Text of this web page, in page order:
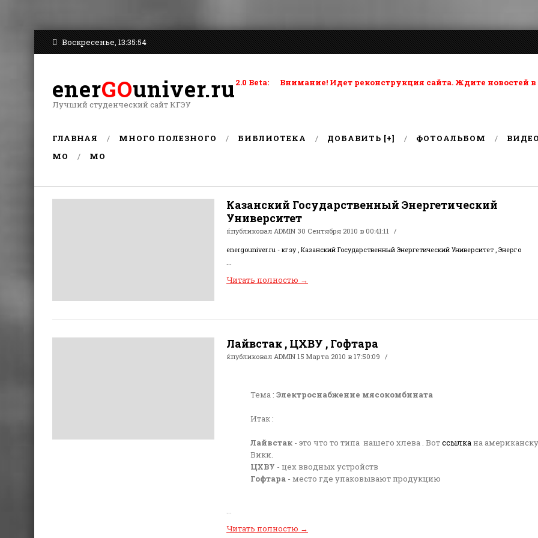
Воскресенье, 13:35:54
enerGOuniver.ru
Лучший студенческий сайт КГЭУ
2.0 Beta: Внимание! Идет реконструкция сайта. Ждите новостей
ГЛАВНАЯ МНОГО ПОЛЕЗНОГО БИБЛИОТЕКА ДОБАВИТЬ [+] ФОТОАЛЬБОМ
MO
MO
Казанский Государственный Энергетический
Университет
ќпубликовал ADMIN 30 Сентября 2010 в 00:41:11
energouniver.ru - кгэу , Казанский Государственный Энергетический Университет , Энерго
...
Читать полностю →
Лайвстак , ЦХВУ , Гофтара
ќпубликовал ADMIN 15 Марта 2010 в 17:50:09
Тема : Электроснабжение мясокомбината
Итак :
Лайвстак - это что то типа нашего хлева . Вотссылкана
Вики.
ЦХВУ - цех вводных устройств
Гофтара - место где упаковывают продукцию
...
Читать полностю →